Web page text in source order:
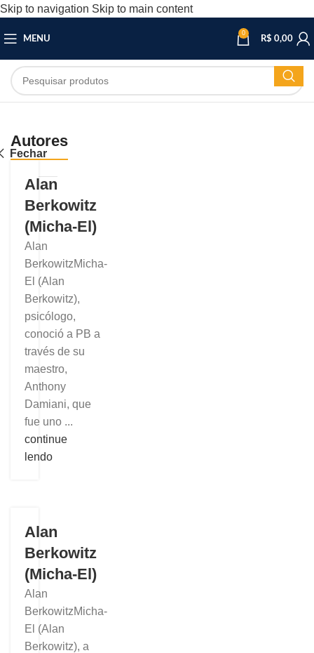
Skip to navigation Skip to main content
MENU
0
R$ 0,00
Autores
Alan
Berkowitz
(Micha-El)
Alan
BerkowitzMicha-
El (Alan
Berkowitz),
psicólogo,
conoció a PB a
través de su
maestro,
Anthony
Damiani, que
fue uno ...
continue
lendo
Alan
Berkowitz
(Micha-El)
Alan
BerkowitzMicha-
El (Alan
Berkowitz), a
Fechar